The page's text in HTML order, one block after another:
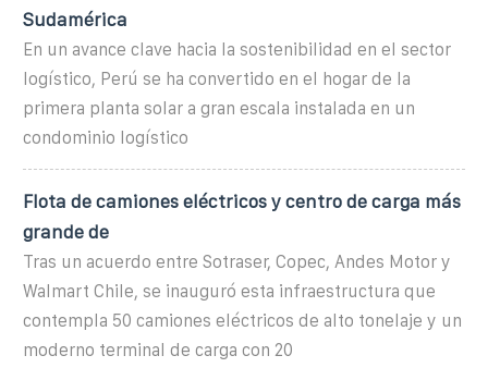
Sudamérica
En un avance clave hacia la sostenibilidad en el sector
logístico, Perú se ha convertido en el hogar de la
primera planta solar a gran escala instalada en un
condominio logístico
Flota de camiones eléctricos y centro de carga más
grande de
Tras un acuerdo entre Sotraser, Copec, Andes Motor y
Walmart Chile, se inauguró esta infraestructura que
contempla 50 camiones eléctricos de alto tonelaje y un
moderno terminal de carga con 20